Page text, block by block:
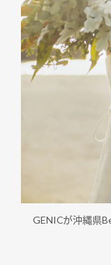
GENICが沖縄県